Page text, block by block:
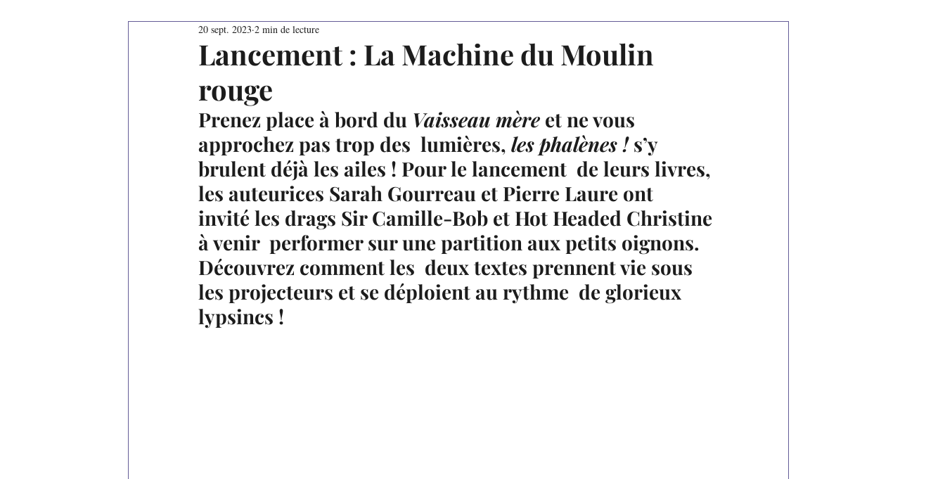
Lancement : La Machine du Moulin
rouge
20 sept. 2023 2 min de lecture
Prenez place à bord du Vaisseau mère et ne vous
approchez pas trop des  lumières, les phalènes ! s’y
brulent déjà les ailes ! Pour le lancement  de leurs livres,
les auteurices Sarah Gourreau et Pierre Laure ont
invité les drags Sir Camille-Bob et Hot Headed Christine
à venir  performer sur une partition aux petits oignons.
Découvrez comment les  deux textes prennent vie sous
les projecteurs et se déploient au rythme  de glorieux
lypsincs !